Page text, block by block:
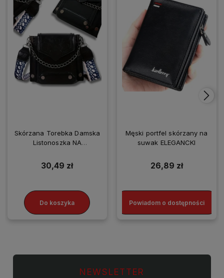
Skórzana Torebka Damska
Listonoszka NA
30,49 zł
Do koszyka
Męski portfel skórzany na
suwak ELEGANCKI
26,89 zł
Powiadom o dostępności
NEWSLETTER